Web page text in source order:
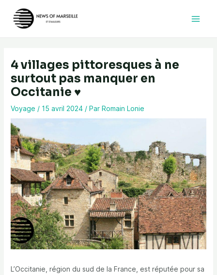
contenu
4 villages pittoresques à ne
surtout pas manquer en
Occitanie ♥️
Voyage / 15 avril 2024 / Par Romain Lonie
L’Occitanie, région du sud de la France, est réputée pour sa